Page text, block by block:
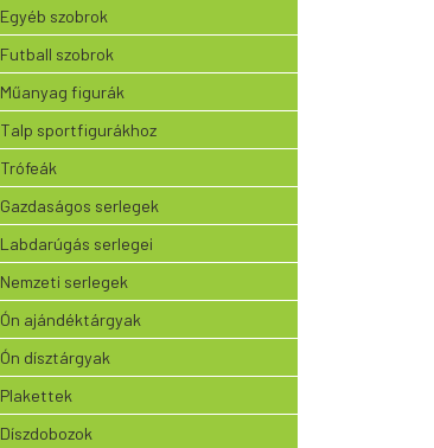
Egyéb szobrok
Futball szobrok
Műanyag figurák
Talp sportfigurákhoz
Trófeák
Gazdaságos serlegek
Labdarúgás serlegei
Nemzeti serlegek
Ón ajándéktárgyak
Ón dísztárgyak
Plakettek
Díszdobozok